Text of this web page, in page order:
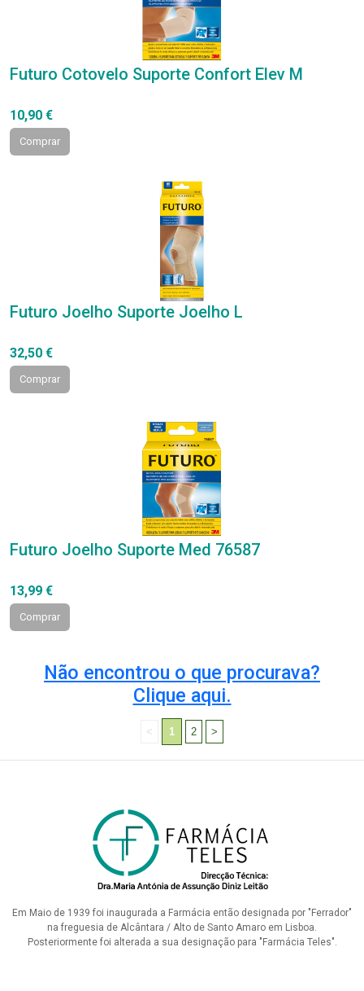
Futuro Cotovelo Suporte Confort Elev M
10,90 €
Comprar
Futuro Joelho Suporte Joelho L
32,50 €
Comprar
Futuro Joelho Suporte Med 76587
13,99 €
Comprar
Não encontrou o que procurava?
Clique aqui.
< 1 2 >
Em Maio de 1939 foi inaugurada a Farmácia então designada por "Ferrador"
na freguesia de Alcântara / Alto de Santo Amaro em Lisboa.
Posteriormente foi alterada a sua designação para "Farmácia Teles".